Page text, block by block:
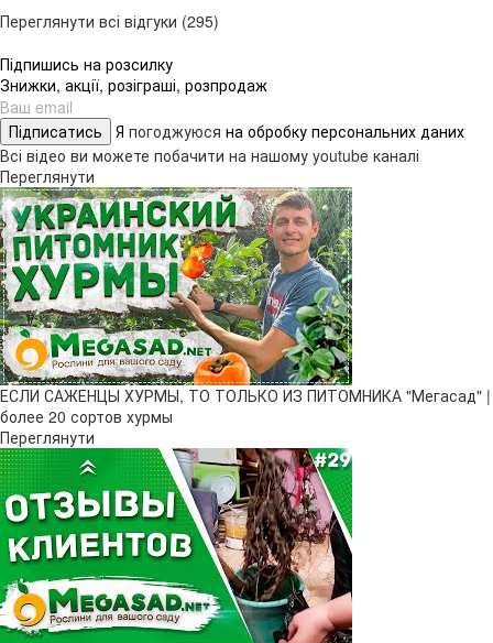
Переглянути всі відгуки (295)
Підпишись на розсилку
Знижки, акції, розіграші, розпродаж
Підписатись Я погоджуюся на обробку персональних даних
Всі відео ви можете побачити на нашому youtube каналі
Переглянути
ЕСЛИ САЖЕНЦЫ ХУРМЫ, ТО ТОЛЬКО ИЗ ПИТОМНИКА "Мегасад" |
более 20 сортов хурмы
Переглянути